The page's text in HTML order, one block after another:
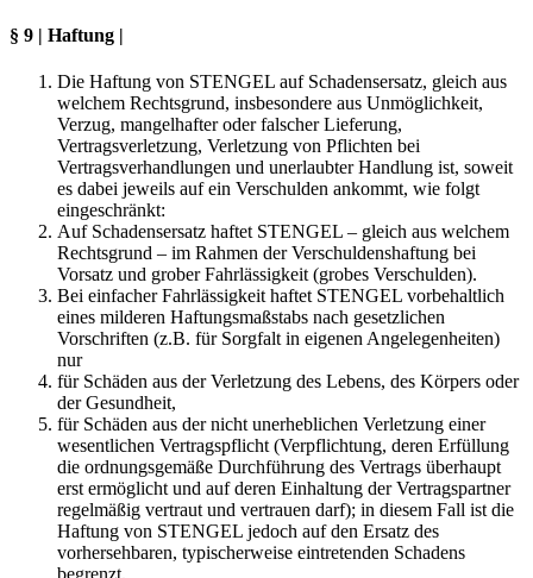
§ 9 | Haftung |
Die Haftung von STENGEL auf Schadensersatz, gleich aus
welchem Rechtsgrund, insbesondere aus Unmöglichkeit,
Verzug, mangelhafter oder falscher Lieferung,
Vertragsverletzung, Verletzung von Pflichten bei
Vertragsverhandlungen und unerlaubter Handlung ist, soweit
es dabei jeweils auf ein Verschulden ankommt, wie folgt
eingeschränkt:
Auf Schadensersatz haftet STENGEL – gleich aus welchem
Rechtsgrund – im Rahmen der Verschuldenshaftung bei
Vorsatz und grober Fahrlässigkeit (grobes Verschulden).
Bei einfacher Fahrlässigkeit haftet STENGEL vorbehaltlich
eines milderen Haftungsmaßstabs nach gesetzlichen
Vorschriften (z.B. für Sorgfalt in eigenen Angelegenheiten)
nur
für Schäden aus der Verletzung des Lebens, des Körpers oder
der Gesundheit,
für Schäden aus der nicht unerheblichen Verletzung einer
wesentlichen Vertragspflicht (Verpflichtung, deren Erfüllung
die ordnungsgemäße Durchführung des Vertrags überhaupt
erst ermöglicht und auf deren Einhaltung der Vertragspartner
regelmäßig vertraut und vertrauen darf); in diesem Fall ist die
Haftung von STENGEL jedoch auf den Ersatz des
vorhersehbaren, typischerweise eintretenden Schadens
begrenzt.